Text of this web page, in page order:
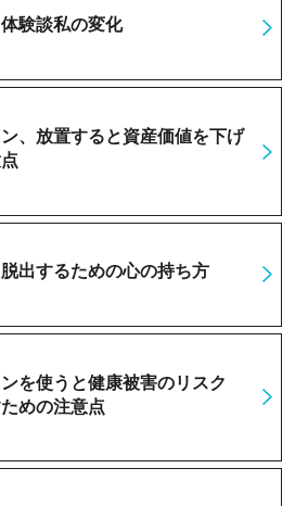
験談私の変化
、放置すると資産価値を下げ
出するための心の持ち方
を使うと健康被害のリスク
めの注意点